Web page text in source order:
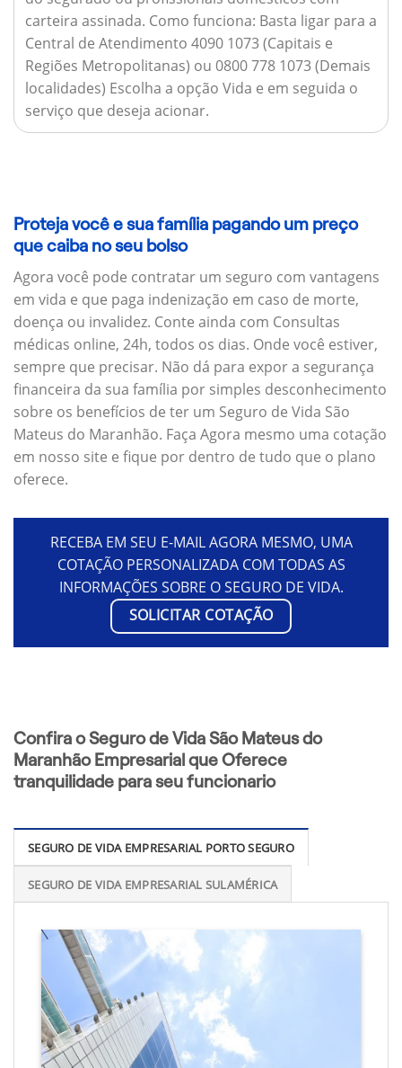
carteira assinada. Como funciona: Basta ligar para a
Central de Atendimento 4090 1073 (Capitais e
Regiões Metropolitanas) ou 0800 778 1073 (Demais
localidades) Escolha a opção Vida e em seguida o
serviço que deseja acionar.
Proteja você e sua família pagando um preço
que caiba no seu bolso
Agora você pode contratar um seguro com vantagens
em vida e que paga indenização em caso de morte,
doença ou invalidez. Conte ainda com Consultas
médicas online, 24h, todos os dias. Onde você estiver,
sempre que precisar. Não dá para expor a segurança
financeira da sua família por simples desconhecimento
sobre os benefícios de ter um Seguro de Vida São
Mateus do Maranhão. Faça Agora mesmo uma cotação
em nosso site e fique por dentro de tudo que o plano
oferece.
RECEBA EM SEU E-MAIL AGORA MESMO, UMA
COTAÇÃO PERSONALIZADA COM TODAS AS
INFORMAÇÕES SOBRE O SEGURO DE VIDA.
SOLICITAR COTAÇÃO
Confira o Seguro de Vida São Mateus do
Maranhão Empresarial que Oferece
tranquilidade para seu funcionario
SEGURO DE VIDA EMPRESARIAL PORTO SEGURO
SEGURO DE VIDA EMPRESARIAL SULAMÉRICA